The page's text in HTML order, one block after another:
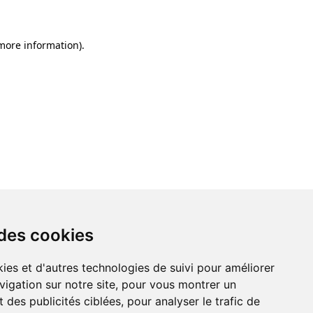
cookies
et d'autres technologies de suivi pour améliorer
sur notre site, pour vous montrer un
des publicités ciblées, pour analyser le trafic de
information).